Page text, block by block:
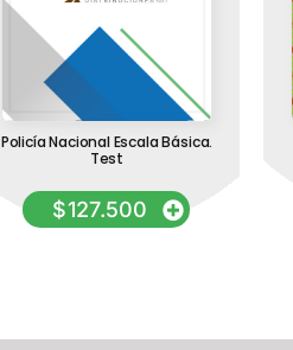
Policía Nacional Escala Básica.
Test
$127.500